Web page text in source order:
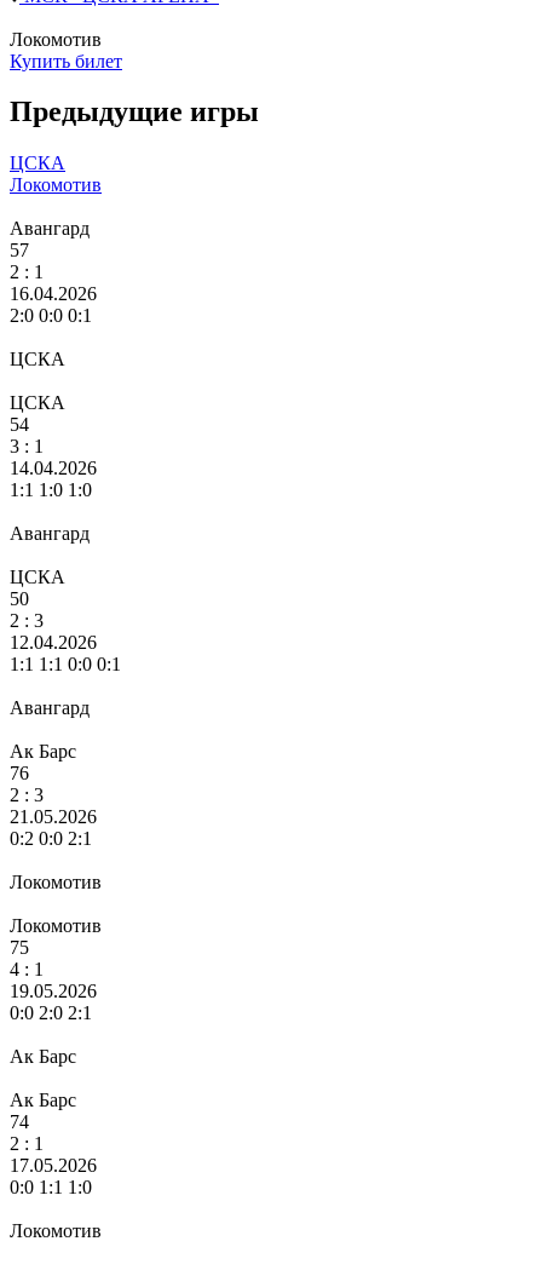
Локомотив
Купить билет
Предыдущие игры
ЦСКА
Локомотив
Авангард
57
2 : 1
16.04.2026
2:0 0:0 0:1
ЦСКА
ЦСКА
54
3 : 1
14.04.2026
1:1 1:0 1:0
Авангард
ЦСКА
50
2 : 3
12.04.2026
1:1 1:1 0:0 0:1
Авангард
Ак Барс
76
2 : 3
21.05.2026
0:2 0:0 2:1
Локомотив
Локомотив
75
4 : 1
19.05.2026
0:0 2:0 2:1
Ак Барс
Ак Барс
74
2 : 1
17.05.2026
0:0 1:1 1:0
Локомотив